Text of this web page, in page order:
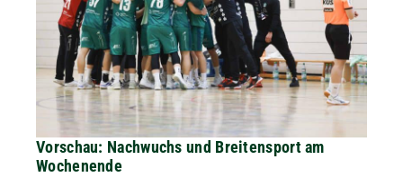
Vorschau: Nachwuchs und Breitensport am
Wochenende